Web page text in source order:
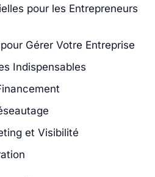
pour les Entrepreneurs
Gérer Votre Entreprise
Indispensables
et Visibilité